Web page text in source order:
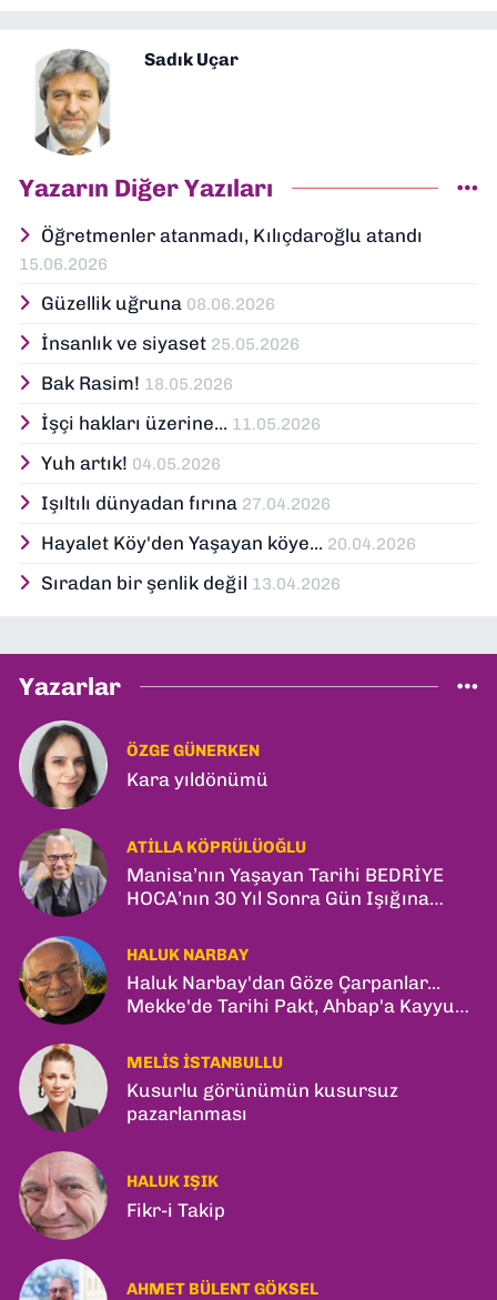
Sadık Uçar
Yazarın Diğer Yazıları
Öğretmenler atanmadı, Kılıçdaroğlu atandı
15.06.2026
Güzellik uğruna 08.06.2026
İnsanlık ve siyaset 25.05.2026
Bak Rasim! 18.05.2026
İşçi hakları üzerine... 11.05.2026
Yuh artık! 04.05.2026
Işıltılı dünyadan fırına 27.04.2026
Hayalet Köy'den Yaşayan köye... 20.04.2026
Sıradan bir şenlik değil 13.04.2026
Yazarlar
ÖZGE GÜNERKEN
Kara yıldönümü
ATILLA KÖPRÜLÜOĞLU
Manisa’nın Yaşayan Tarihi BEDRİYE
HOCA’nın 30 Yıl Sonra Gün Işığına
HALUK NARBAY
Haluk Narbay'dan Göze Çarpanlar...
Mekke'de Tarihi Pakt, Ahbap'a Kayyum
MELIS İSTANBULLU
Kusurlu görünümün kusursuz
pazarlanması
HALUK IŞIK
Fikr-i Takip
AHMET BÜLENT GÖKSEL